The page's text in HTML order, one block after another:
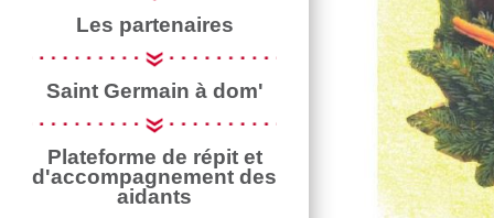
Les partenaires
Saint Germain à dom'
Plateforme de répit et
d'accompagnement des
aidants